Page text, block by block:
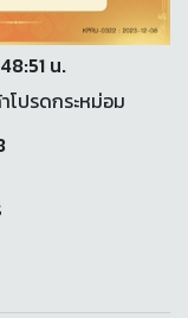
น.
โปรดกระหม่อม